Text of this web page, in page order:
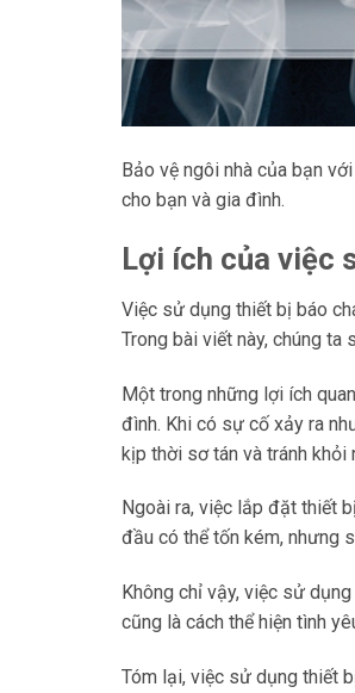
Bảo vệ ngôi nhà của bạn với
cho bạn và gia đình.
Lợi ích của việc
Việc sử dụng thiết bị báo
Trong bài viết này, chúng ta
Một trong những lợi ích
đình. Khi có sự cố xảy ra
kịp thời sơ tán và tránh khỏi
Ngoài ra, việc lắp đặt thiết
đầu có thể tốn kém, nhưng
Không chỉ vậy, việc sử
cũng là cách thể hiện tình
Tóm lại, việc sử dụng thiết